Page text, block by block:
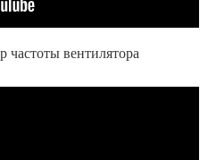
частоты вентилятора